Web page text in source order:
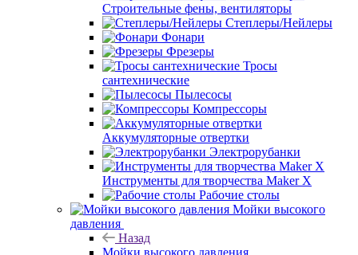
Строительные фены, вентиляторы
Степлеры/Нейлеры
Фонари
Фрезеры
Тросы
сантехнические
Пылесосы
Компрессоры
Аккумуляторные отвертки
Электрорубанки
Инструменты для творчества Maker X
Рабочие столы
Мойки высокого
давления
Назад
Мойки высокого давления